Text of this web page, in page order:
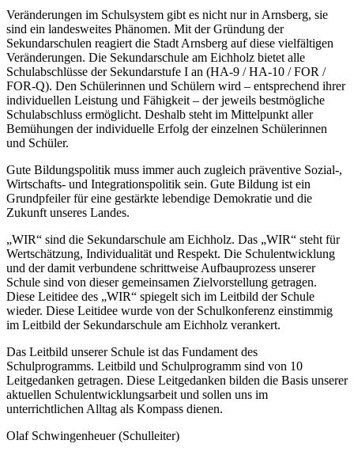
Veränderungen im Schulsystem gibt es nicht nur in Arnsberg, sie
sind ein landesweites Phänomen. Mit der Gründung der
Sekundarschulen reagiert die Stadt Arnsberg auf diese vielfältigen
Veränderungen. Die Sekundarschule am Eichholz bietet alle
Schulabschlüsse der Sekundarstufe I an (HA-9 / HA-10 / FOR /
FOR-Q). Den Schülerinnen und Schülern wird – entsprechend ihrer
individuellen Leistung und Fähigkeit – der jeweils bestmögliche
Schulabschluss ermöglicht. Deshalb steht im Mittelpunkt aller
Bemühungen der individuelle Erfolg der einzelnen Schülerinnen
und Schüler.
Gute Bildungspolitik muss immer auch zugleich präventive Sozial-,
Wirtschafts- und Integrationspolitik sein. Gute Bildung ist ein
Grundpfeiler für eine gestärkte lebendige Demokratie und die
Zukunft unseres Landes.
„WIR“ sind die Sekundarschule am Eichholz. Das „WIR“ steht für
Wertschätzung, Individualität und Respekt. Die Schulentwicklung
und der damit verbundene schrittweise Aufbauprozess unserer
Schule sind von dieser gemeinsamen Zielvorstellung getragen.
Diese Leitidee des „WIR“ spiegelt sich im Leitbild der Schule
wieder. Diese Leitidee wurde von der Schulkonferenz einstimmig
im Leitbild der Sekundarschule am Eichholz verankert.
Das Leitbild unserer Schule ist das Fundament des
Schulprogramms. Leitbild und Schulprogramm sind von 10
Leitgedanken getragen. Diese Leitgedanken bilden die Basis unserer
aktuellen Schulentwicklungsarbeit und sollen uns im
unterrichtlichen Alltag als Kompass dienen.
Olaf Schwingenheuer (Schulleiter)